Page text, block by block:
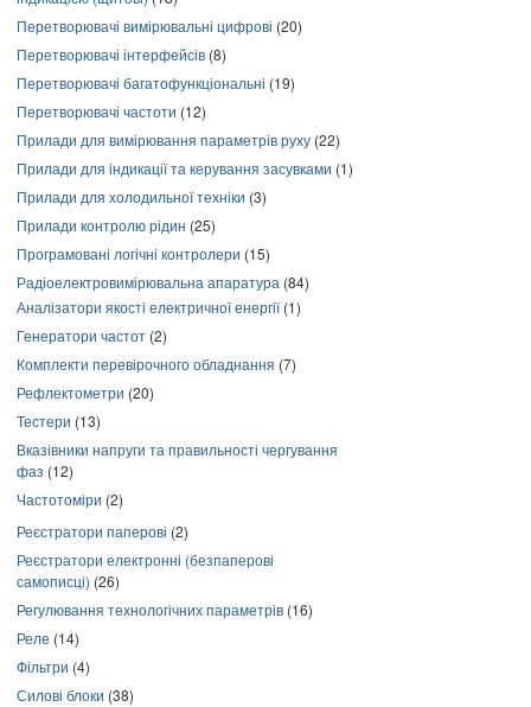
Перетворювачі вимірювальні цифрові (20)
Перетворювачі інтерфейсів (8)
Перетворювачі багатофункціональні (19)
Перетворювачі частоти (12)
Прилади для вимірювання параметрів руху (22)
Прилади для індикації та керування засувками (1)
Прилади для холодильної техніки (3)
Прилади контролю рідин (25)
Програмовані логічні контролери (15)
Радіоелектровимірювальна апаратура (84)
Аналізатори якості електричної енергії(1)
Генератори частот (2)
Комплекти перевірочного обладнання (7)
Рефлектометри (20)
Тестери (13)
Вказівники напруги та правильності чергування
фаз (12)
Частотоміри (2)
Реєстратори паперові (2)
Реєстратори електронні (безпаперові
самописці) (26)
Регулювання технологічних параметрів (16)
Реле (14)
Фільтри (4)
Силові блоки (38)